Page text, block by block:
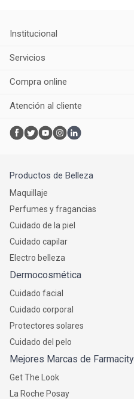
Institucional
Servicios
Compra online
Atención al cliente
Productos de Belleza
Maquillaje
Perfumes y fragancias
Cuidado de la piel
Cuidado capilar
Electro belleza
Dermocosmética
Cuidado facial
Cuidado corporal
Protectores solares
Cuidado del pelo
Mejores Marcas de Farmacity
Get The Look
La Roche Posay